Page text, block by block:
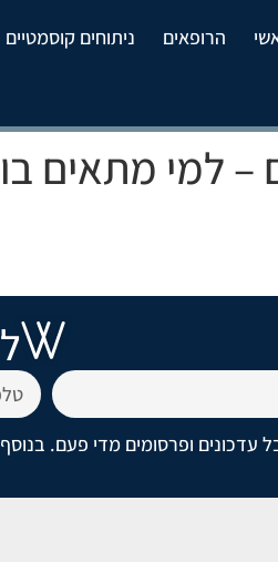
הרופאים ניתוחים קוסמטיים
– למי מתאים
עדכונים ופרסומים מדי פעם.